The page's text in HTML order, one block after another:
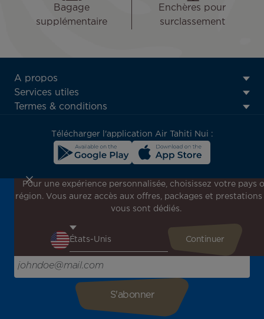
Bagage
supplémentaire
Enchères pour
surclassement
ATN:
Footer
menu
A propos
Services utiles
Termes & conditions
Télécharger l'application Air Tahiti Nui :
Inscrivez-vous à notre newsletter !
Recevez en avant-première toutes nos offres spéciales et
l'inspiration pour votre prochain voyage !
Saisissez votre adresse e-mail ici
Pour une expérience personnalisée, choisissez votre pays
région. Vous aurez accès aux offres, packages et prestations
vous sont dédiés.